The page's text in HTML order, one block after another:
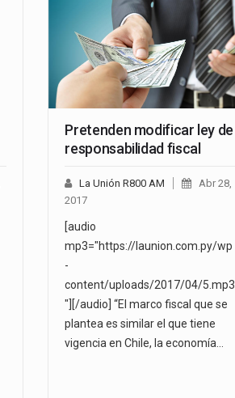
Pretenden modificar ley de
responsabilidad fiscal
La Unión R800 AM
Abr 28,
2017
[audio
mp3="https://launion.com.py/wp
-
content/uploads/2017/04/5.mp3
"][/audio] “El marco fiscal que se
plantea es similar el que tiene
vigencia en Chile, la economía…